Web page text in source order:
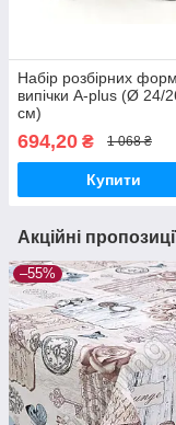
Набір розбірних
випічки A-plus (Ø 24/
см)
694,20 ₴ 1 068 ₴
Купити
Акційні
–55%